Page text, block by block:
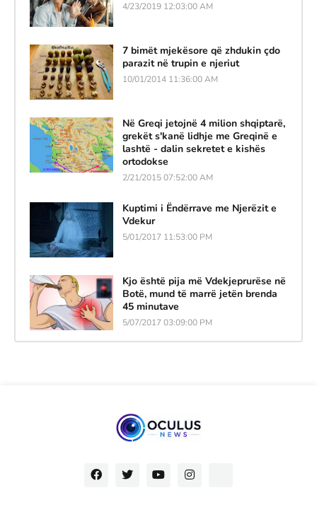
4/23/2019 12:03:00 AM
7 bimët mjekësore që zhdukin çdo
parazit në trupin e njeriut
10/01/2014 11:36:00 AM
Në Greqi jetojnë 4 milion shqiptarë,
grekët s'kanë lidhje me Greqinë e
lashtë - dalin sekretet e kishës
ortodokse
2/21/2015 07:52:00 AM
Kuptimi i Ëndërrave me Njerëzit e
Vdekur
5/01/2017 11:53:00 PM
Kjo është pija më Vdekjeprurëse në
Botë, mund të marrë jetën brenda
45 minutave
5/07/2017 03:09:00 PM